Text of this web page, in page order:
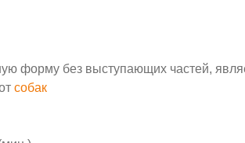
форму без выступающих частей,
собак